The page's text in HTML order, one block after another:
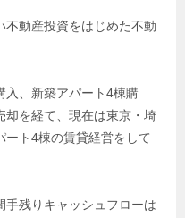
不動産投資をはじめた不動
入、新築アパート4棟購
却を経て、現在は東京・埼
ート4棟の賃貸経営をして
残りキャッシュフローは